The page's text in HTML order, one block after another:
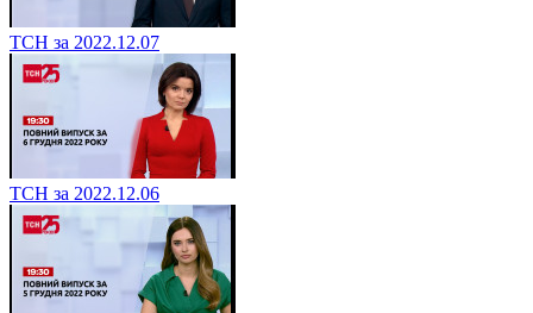
ТСН за 2022.12.07
ТСН за 2022.12.06